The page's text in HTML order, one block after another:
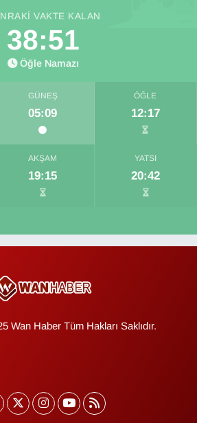
VAKTE KALAN
38:51
Öğle Namazı
GÜNEŞ
05:09
ÖĞLE
12:17
AKŞAM
19:15
YATSI
20:42
Wan Haber Tüm Hakları Saklıdır.